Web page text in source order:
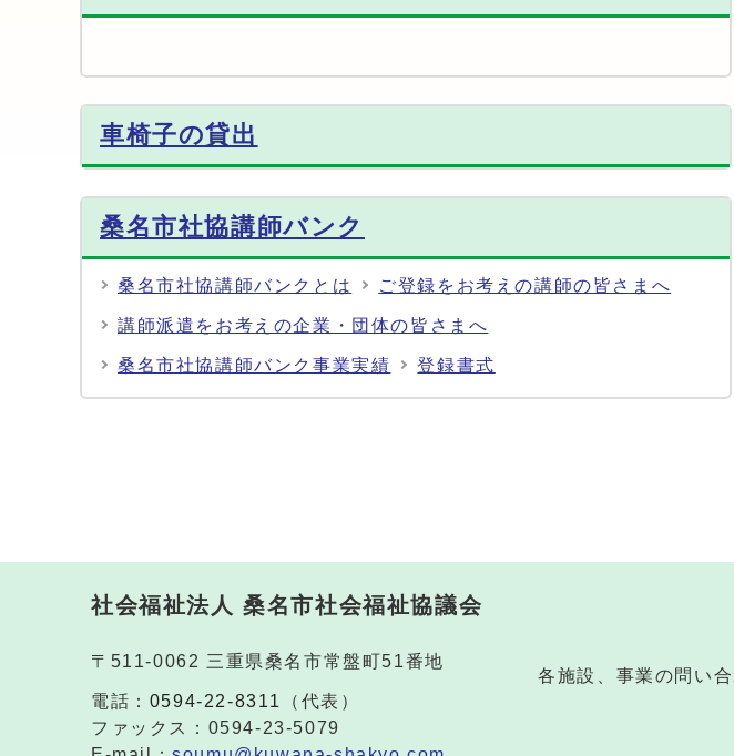
車椅子の貸出
桑名市社協講師バンク
桑名市社協講師バンクとは ご登録をお考えの講師の皆さまへ
講師派遣をお考えの企業・団体の皆さまへ
桑名市社協講師バンク事業実績 登録書式
社会福祉法人 桑名市社会福祉協議会
〒511-0062 三重県桑名市常盤町51番地
電話： 0594-22-8311
（代表）
ファックス：0594-23-5079
各施設、事業の問い